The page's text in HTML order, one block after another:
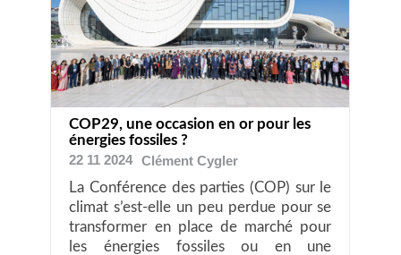
COP29, une occasion en or pour les
énergies fossiles ?
22 11 2024 ClémentCygler
La Conférence des parties (COP) sur le
climat s’est-elle un peu perdue pour se
transformer en place de marché pour
les énergies fossiles ou en une